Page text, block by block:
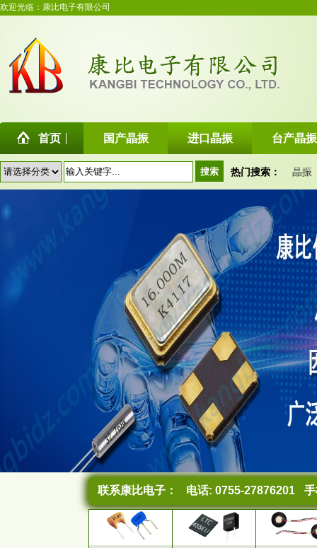
欢迎光临：康比电子有限公司
首页 国产晶振 进口晶振 台产晶振
热门搜索： 晶振
联系康比电子： 电话: 0755-27876201